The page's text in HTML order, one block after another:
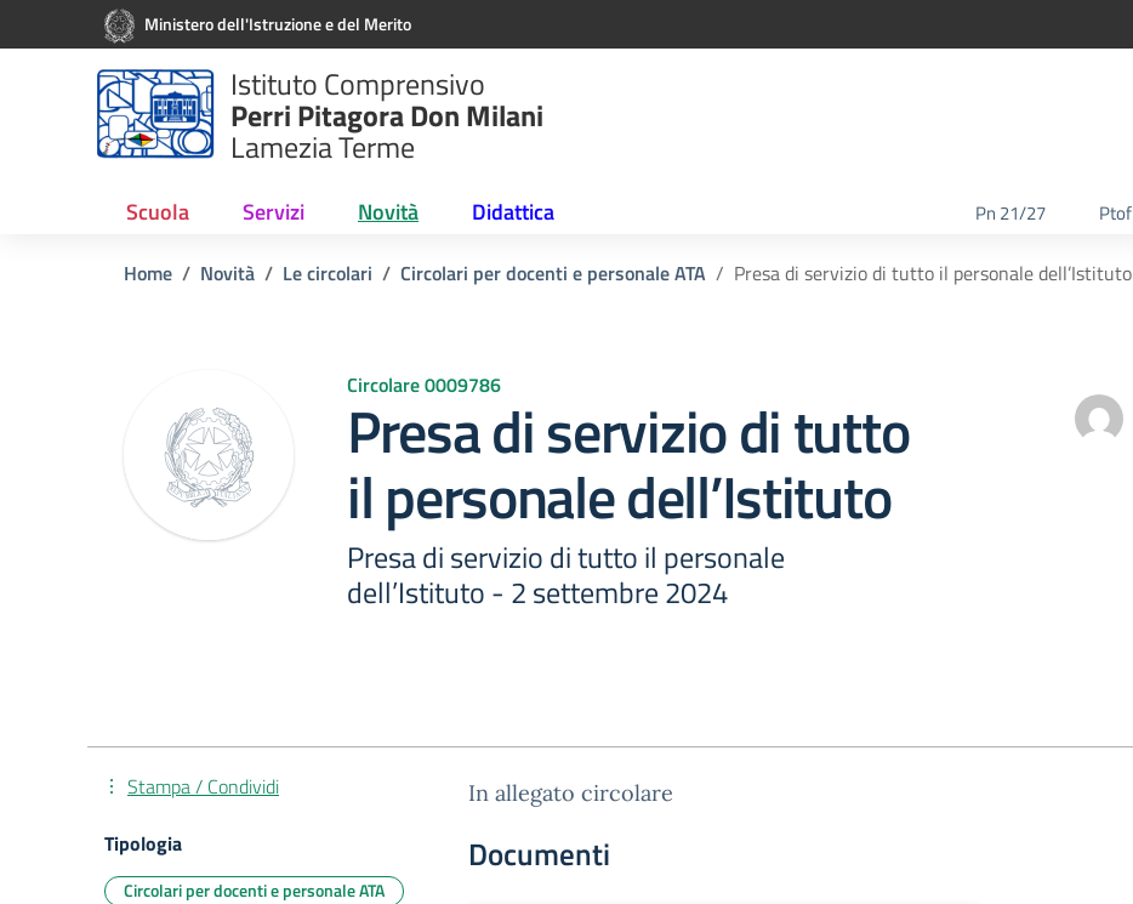
Vai ai contenuti
Vai al menu di navigazioneMinistero dell'Istruzione e del Merito
Istituto Comprensivo
Perri Pitagora Don Milani
Lamezia Terme
Scuola Servizi Novità Didattica Pn 21/27 Ptof
Home Novità Le circolari Circolari per docenti e personale ATA Presa di servizio di tutto il personale dell’Istituto
Circolare 0009786
Presa di servizio di tutto
il personale dell’Istituto
Presa di servizio di tutto il personale
dell’Istituto - 2 settembre 2024
In allegato circolare
Documenti
Stampa / Condividi
Tipologia
Circolari per docenti e personale ATA